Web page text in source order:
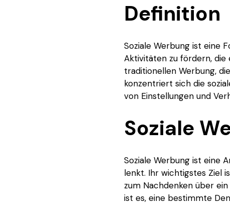
Definition
Soziale Werbung ist eine
Aktivitäten zu fördern, die
traditionellen Werbung,
konzentriert sich die
von Einstellungen und
Soziale
Soziale Werbung ist eine
lenkt. Ihr wichtigstes Ziel
zum Nachdenken über
ist es, eine bestimmte